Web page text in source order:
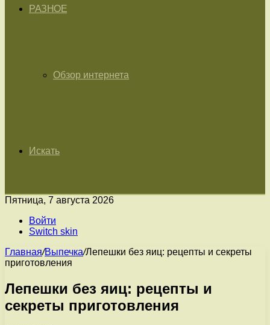
РАЗНОЕ
Обзор интернета
Искать
Пятница, 7 августа 2026
Войти
Switch skin
Главная/Выпечка/Лепешки без яиц: рецепты и секреты
приготовления
Лепешки без яиц: рецепты и
секреты приготовления